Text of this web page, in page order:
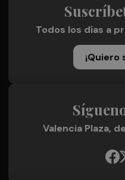
Todos los días a
Valencia Plaza,